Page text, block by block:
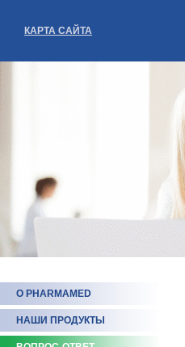
КАРТА САЙТА
О PHARMAMED
НАШИ ПРОДУКТЫ